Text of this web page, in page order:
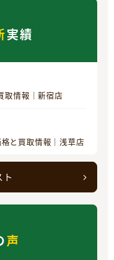
実績
取情報｜新宿店
と買取情報｜浅草店
ト
声